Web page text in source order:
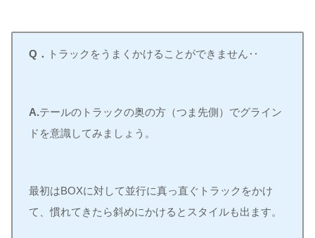
Q． トラックをうまくかけることができません‥
A.テールのトラックの奥の方（つま先側）でグライン
ドを意識してみましょう。
最初はBOXに対して並行に真っ直ぐトラックをかけ
て、慣れてきたら斜めにかけるとスタイルも出ます。